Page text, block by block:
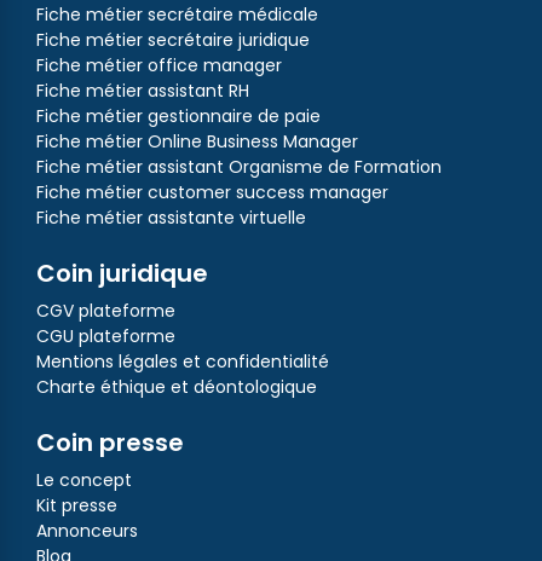
Fiche métier secrétaire médicale
Fiche métier secrétaire juridique
Fiche métier office manager
Fiche métier assistant RH
Fiche métier gestionnaire de paie
Fiche métier Online Business Manager
Fiche métier assistant Organisme de Formation
Fiche métier customer success manager
Fiche métier assistante virtuelle
Coin juridique
CGV plateforme
CGU plateforme
Mentions légales et confidentialité
Charte éthique et déontologique
Coin presse
Le concept
Kit presse
Annonceurs
Blog